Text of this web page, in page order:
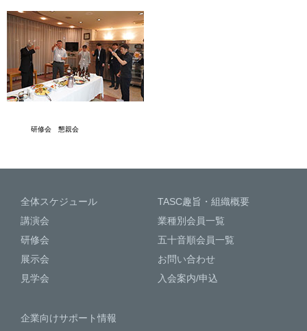
研修会 懇親会
全体スケジュール
講演会
研修会
展示会
見学会
TASC趣旨・組織概要
業種別会員一覧
五十音順会員一覧
お問い合わせ
入会案内/申込
企業向けサポート情報